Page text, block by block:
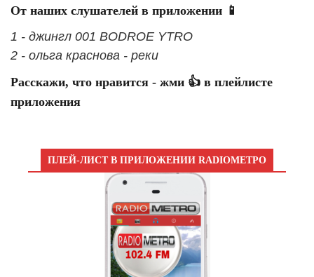
От наших слушателей в приложении 📱
1 - джингл 001 BODROE YTRO
2 - ольга краснова - реки
Расскажи, что нравится - жми 👍 в плейлисте
приложения
ПЛЕЙ-ЛИСТ В ПРИЛОЖЕНИИ RADIOМЕТРО